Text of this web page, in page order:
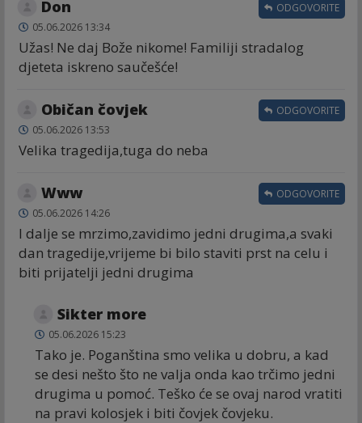
Don
05.06.2026 13:34
Užas! Ne daj Bože nikome! Familiji stradalog
djeteta iskreno saučešće!
ODGOVORITE
Običan čovjek
05.06.2026 13:53
Velika tragedija,tuga do neba
ODGOVORITE
Www
05.06.2026 14:26
I dalje se mrzimo,zavidimo jedni drugima,a svaki
dan tragedije,vrijeme bi bilo staviti prst na celu i
biti prijatelji jedni drugima
ODGOVORITE
Sikter more
05.06.2026 15:23
Tako je. Poganština smo velika u dobru, a kad
se desi nešto što ne valja onda kao trčimo jedni
drugima u pomoć. Teško će se ovaj narod vratiti
na pravi kolosjek i biti čovjek čovjeku.